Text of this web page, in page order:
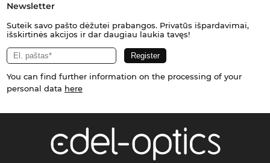
Newsletter
Suteik savo pašto dėžutei prabangos. Privatūs išpardavimai,
išskirtinės akcijos ir dar daugiau laukia tavęs!
You can find further information on the processing of your
personal data here